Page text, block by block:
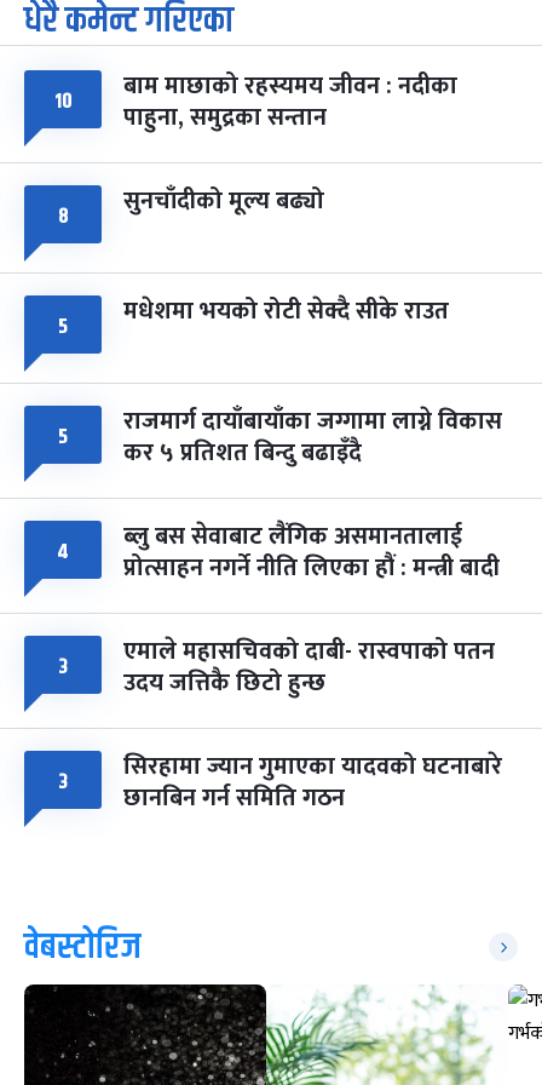
७
आइत
पूर्णिमा व्रत
चैत्र ७, २०८३-Mar 21, 2027
८ फागुपूर्णिमा
चैत्र ८, २०८३-Mar 22, 2027
७ महिना बाँकी
धेरै कमेन्ट गरिएका
१० बाम माछाको रहस्यमय जीवन : नदीका
पाहुना, समुद्रका सन्तान
८ सुनचाँदीको मूल्य बढ्यो
५ मधेशमा भयको रोटी सेक्दै सीके राउत
५ राजमार्ग दायाँबायाँका जग्गामा लाग्ने विकास
कर ५ प्रतिशत बिन्दु बढाइँदै
४ ब्लु बस सेवाबाट लैंगिक असमानतालाई
प्रोत्साहन नगर्ने नीति लिएका हौं : मन्त्री बादी
३ एमाले महासचिवको दाबी- रास्वपाको पतन
उदय जत्तिकै छिटो हुन्छ
३ सिरहामा ज्यान गुमाएका यादवको घटनाबारे
छानबिन गर्न समिति गठन
वेबस्टोरिज